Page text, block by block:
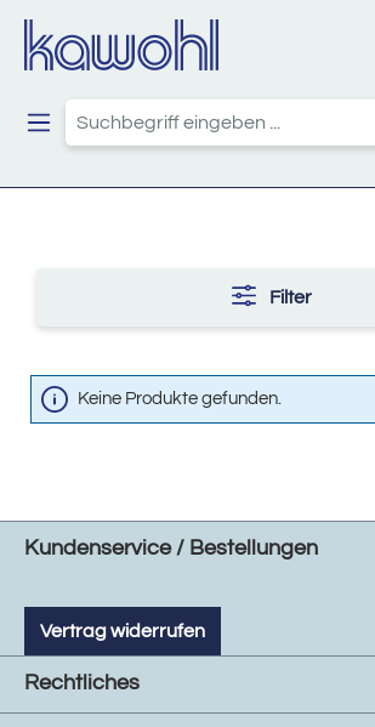
Filter
Keine Produkte gefunden.
Kundenservice / Bestellungen
Vertrag widerrufen
Rechtliches